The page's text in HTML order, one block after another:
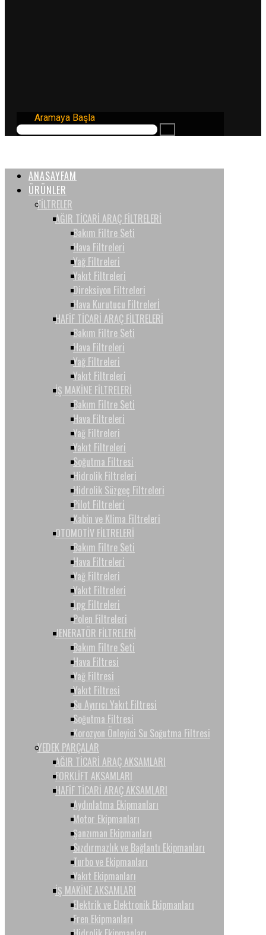
Aramaya Başla
ANASAYFAM
ÜRÜNLER
FİLTRELER
AĞIR TİCARİ ARAÇ FİLTRELERİ
Bakım Filtre Seti
Hava Filtreleri
Yağ Filtreleri
Yakıt Filtreleri
Direksiyon Filtreleri
Hava Kurutucu Filtrelerİ
HAFİF TİCARİ ARAÇ FİLTRELERİ
Bakım Filtre Seti
Hava Filtreleri
Yağ Filtreleri
Yakıt Filtreleri
İŞ MAKİNE FİLTRELERİ
Bakım Filtre Seti
Hava Filtreleri
Yağ Filtreleri
Yakıt Filtreleri
Soğutma Filtresi
Hidrolik Filtreleri
Hidrolik Süzgeç Filtreleri
Pilot Filtreleri
Kabin ve Klima Filtreleri
OTOMOTİV FİLTRELERİ
Bakım Filtre Seti
Hava Filtreleri
Yağ Filtreleri
Yakıt Filtreleri
Lpg Filtreleri
Polen Filtreleri
JENERATÖR FİLTRELERİ
Bakım Filtre Seti
Hava Filtresi
Yağ Filtresi
Yakıt Filtresi
Su Ayırıcı Yakıt Filtresi
Soğutma Filtresi
Korozyon Önleyici Su Soğutma Filtresi
YEDEK PARÇALAR
AĞIR TİCARİ ARAÇ AKSAMLARI
FORKLİFT AKSAMLARI
HAFİF TİCARİ ARAÇ AKSAMLARI
Aydınlatma Ekipmanları
Motor Ekipmanları
Şanzıman Ekipmanları
Sızdırmazlık ve Bağlantı Ekipmanları
Turbo ve Ekipmanları
Yakıt Ekipmanları
İŞ MAKİNE AKSAMLARI
Elektrik ve Elektronik Ekipmanları
Fren Ekipmanları